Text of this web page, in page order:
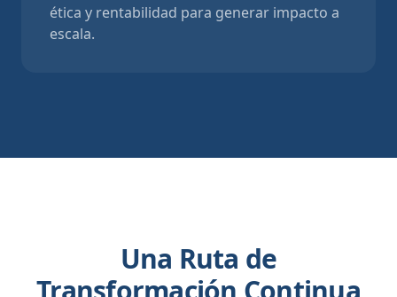
ética y rentabilidad para generar impacto a
escala.
Una Ruta de